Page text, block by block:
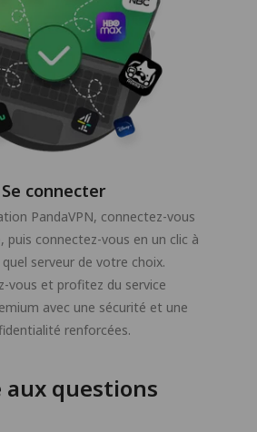
Se connecter
PandaVPN, connectez-vous
puis connectez-vous en un clic à
serveur de votre choix.
vous et profitez du service
avec une sécurité et une
renforcées.
aux questions